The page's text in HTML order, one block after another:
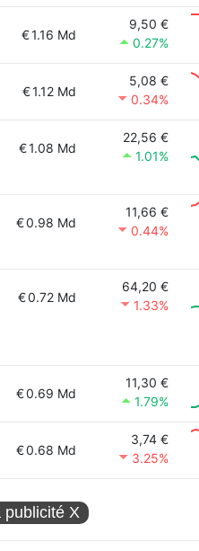
€1.16 Md
9,50 €
0.27%
€1.12 Md
5,08 €
0.34%
€1.08 Md
22,56 €
1.01%
€0.98 Md
11,66 €
0.44%
€0.72 Md
64,20 €
1.33%
€0.69 Md
11,30 €
1.79%
€0.68 Md
3,74 €
3.25%
publicité X